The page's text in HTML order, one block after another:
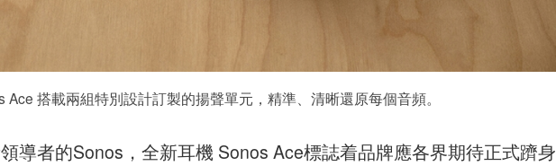
Ace 搭載兩組特別設計訂製的揚聲單元，精準、清晰還原每個音頻。
導者的Sonos，全新耳機 Sonos Ace標誌着品牌應各界期待正式躋身